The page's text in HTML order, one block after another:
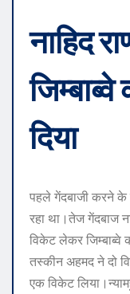
नाहिद
दिया
पहले गेंदबाजी करने के
रहा था।तेज गेंदबाज
विकेट लेकर जिम्बाब्वे
तस्कीन अहमद ने दो
एक विकेट लिया।